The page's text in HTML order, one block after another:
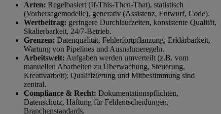
Arten: Regelbasiert (If-This-Then-That), statistisch
(Vorhersagemodelle), generativ (Assistenz, Entwurf, Code).
Wertbeitrag: geringere Durchlaufzeiten, konsistente Qualität,
Skalierbarkeit, 24/7-Betrieb.
Grenzen: Datenqualität, Fehlerfortpflanzung, Erklärbarkeit,
Wartung von Pipelines und Ausnahmeregeln.
Arbeitswelt: Aufgaben werden umverteilt (z.B. vom
manuellen Abarbeiten zu Überwachung, Steuerung,
Kreativarbeit); Qualifizierung und Mitbestimmung sind
zentral.
Compliance & Recht: Dokumentationspflichten,
Datenschutz, Haftung für Fehlentscheidungen,
Branchenstandards.